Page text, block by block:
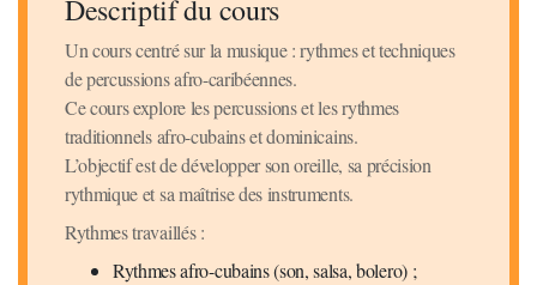
Descriptif du cours
Un cours centré sur la musique : rythmes et techniques
de percussions afro-caribéennes.
Ce cours explore les percussions et les rythmes
traditionnels afro-cubains et dominicains.
L’objectif est de développer son oreille, sa précision
rythmique et sa maîtrise des instruments.
Rythmes travaillés :
Rythmes afro-cubains (son, salsa, bolero) ;